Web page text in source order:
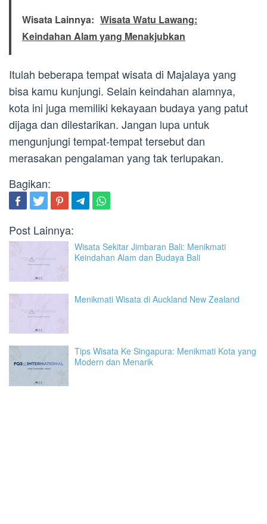
Wisata Lainnya: Wisata Watu Lawang:
Keindahan Alam yang Menakjubkan
Itulah beberapa tempat wisata di Majalaya yang
bisa kamu kunjungi. Selain keindahan alamnya,
kota ini juga memiliki kekayaan budaya yang patut
dijaga dan dilestarikan. Jangan lupa untuk
mengunjungi tempat-tempat tersebut dan
merasakan pengalaman yang tak terlupakan.
Bagikan:
Post Lainnya:
Wisata Sekitar Jimbaran Bali: Menikmati
Keindahan Alam dan Budaya Bali
Menikmati Wisata di Auckland New Zealand
Tips Wisata Ke Singapura: Menikmati Kota yang
Modern dan Menarik